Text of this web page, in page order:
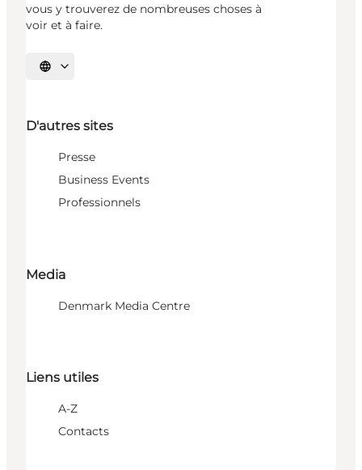
vous y trouverez de nombreuses choses à
voir et à faire.
Choisissez la langue
D'autres sites
Presse
Business Events
Professionnels
Media
Denmark Media Centre
Liens utiles
A-Z
Contacts